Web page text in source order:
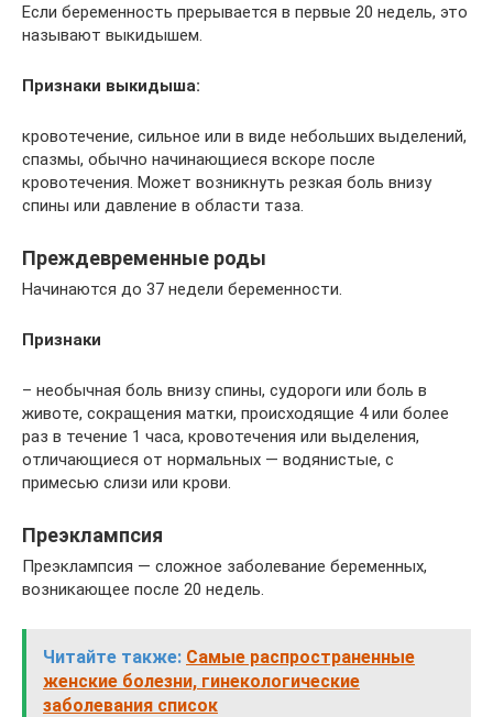
Если беременность прерывается в первые 20 недель, это
называют выкидышем.
Признаки выкидыша:
кровотечение, сильное или в виде небольших выделений,
спазмы, обычно начинающиеся вскоре после
кровотечения. Может возникнуть резкая боль внизу
спины или давление в области таза.
Преждевременные роды
Начинаются до 37 недели беременности.
Признаки
– необычная боль внизу спины, судороги или боль в
животе, сокращения матки, происходящие 4 или более
раз в течение 1 часа, кровотечения или выделения,
отличающиеся от нормальных — водянистые, с
примесью слизи или крови.
Преэклампсия
Преэклампсия — сложное заболевание беременных,
возникающее после 20 недель.
Читайте также: Самые распространенные
женские болезни, гинекологические
заболевания список